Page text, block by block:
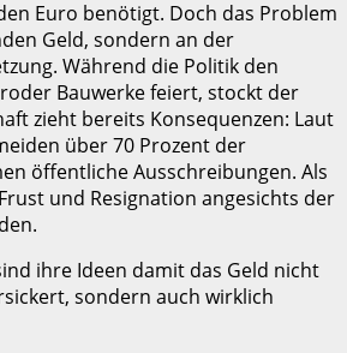
Euro benötigt. Doch das Problem
Geld, sondern an der
Während die Politik den
Bauwerke feiert, stockt der
zieht bereits Konsequenzen: Laut
über 70 Prozent der
öffentliche Ausschreibungen. Als
und Resignation angesichts der
ihre Ideen damit das Geld nicht
sondern auch wirklich